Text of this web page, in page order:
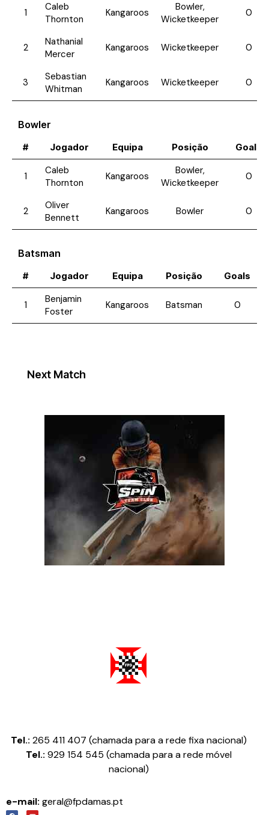
1
Caleb
Thornton
Kangaroos
Bowler,
Wicketkeeper
0
2
Nathanial
Mercer
Kangaroos Wicketkeeper 0
3
Sebastian
Whitman
Kangaroos Wicketkeeper 0
Bowler
# Jogador Equipa Posição Goals
1
Caleb
Thornton
Kangaroos
Bowler,
Wicketkeeper
0
2
Oliver
Bennett
Kangaroos Bowler 0
Batsman
# Jogador Equipa Posição Goals
1
Benjamin
Foster
Kangaroos Batsman 0
Next Match
Tel.: 265 411 407 (chamada para a rede fixa nacional)
Tel.: 929 154 545 (chamada para a rede móvel
nacional)
e-mail: geral@fpdamas.pt